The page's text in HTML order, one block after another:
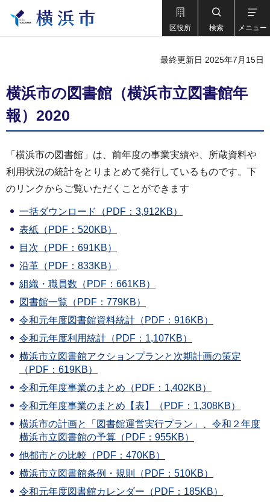
区役所 検索 メニュー
最終更新日 2025年7月15日
横浜市の図書館（横浜市立図書館年
報）2020
「横浜市の図書館」は、前年度の事業実績や、所蔵資料や
利用状況の統計をとりまとめて発行しているものです。下
のリンクからご覧いただくことができます
一括ダウンロード（PDF：3,912KB）
表紙（PDF：520KB）
目次（PDF：691KB）
沿革（PDF：833KB）
組織・職員数（PDF：661KB）
図書館一覧（PDF：779KB）
令和元年度図書館資料統計（PDF：916KB）
令和元年度利用統計（PDF：1,107KB）
横浜市立図書館アクションプランと次期計画の策定
（PDF：619KB）
令和元年度事業のまとめ（PDF：1,402KB）
令和元年度事業のまとめ【表】（PDF：1,308KB）
横浜市の計画と「図書館運営実行プラン」、令和２年度
横浜市立図書館の予算（PDF：955KB）
他都市との比較（PDF：470KB）
横浜市立図書館条例・規則（PDF：510KB）
令和元年度図書館カレンダー（PDF：185KB）